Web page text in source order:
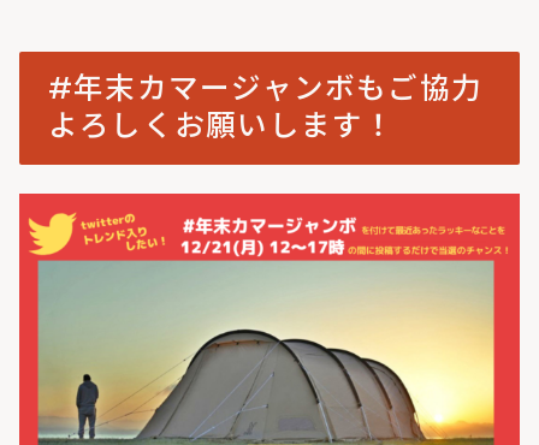
#年末カマージャンボもご協力
よろしくお願いします！